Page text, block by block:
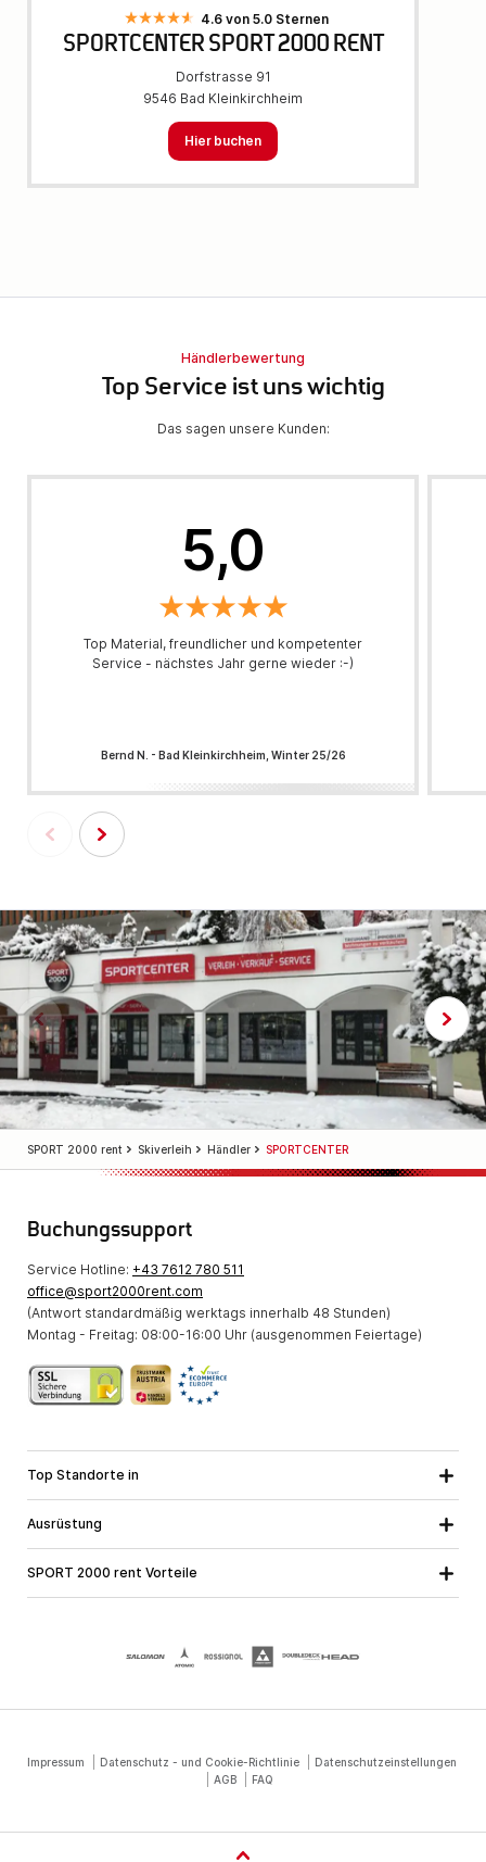
4.6 von 5.0 Sternen
SPORTCENTER SPORT 2000 RENT
Dorfstrasse 91
9546 Bad Kleinkirchheim
Hier buchen
Händlerbewertung
Top Service ist uns wichtig
Das sagen unsere Kunden:
5,0
Top Material, freundlicher und kompetenter
Service - nächstes Jahr gerne wieder :-)
Bernd N. - Bad Kleinkirchheim, Winter 25/26
SPORT 2000 rent Skiverleih Händler SPORTCENTER
Buchungssupport
Service Hotline: +43 7612 780 511
office@sport2000rent.com
(Antwort standardmäßig werktags innerhalb 48 Stunden)
Montag - Freitag: 08:00-16:00 Uhr (ausgenommen Feiertage)
Top Standorte in
Steiermark
Vorarlberg
Ausrüstung
SPORT 2000 rent Vorteile
Impressum Datenschutz - und Cookie-Richtlinie
Datenschutzeinstellungen
AGB
FAQ